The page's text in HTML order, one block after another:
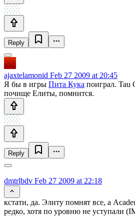
Reply
ajaxtelamonid Feb 27 2009 at 20:45
Я бы в игры Пита Кука поиграл. Tau
почище Елиты, помнится.
Reply
dmtrlbdv Feb 27 2009 at 22:18
кстати, да. Элиту помнят все, а
редко, хотя по уровню не уступали